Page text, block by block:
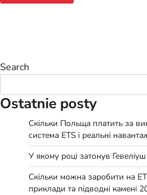
Search
Ostatnie posty
Скільки Польща платить за
система ETS і реальні
У якому році затонув
Скільки можна заробити на
приклади та підводні камені